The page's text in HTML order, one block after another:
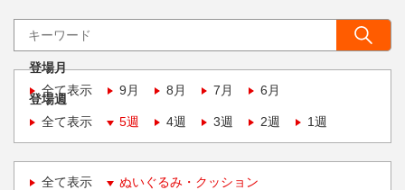
登場月
全て表示
9月 8月 7月 6月
登場週
全て表示
5週 4週 3週 2週 1週
全て表示 ぬいぐるみ・クッション